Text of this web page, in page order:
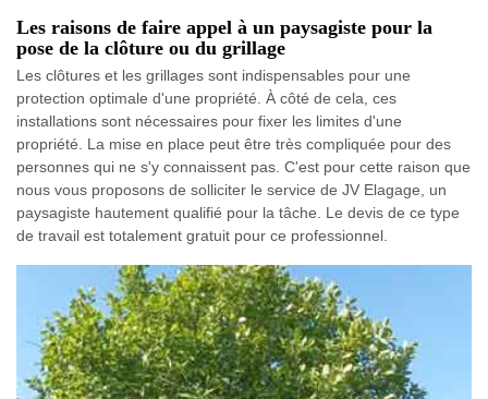
Les raisons de faire appel à un paysagiste pour la
pose de la clôture ou du grillage
Les clôtures et les grillages sont indispensables pour une
protection optimale d'une propriété. À côté de cela, ces
installations sont nécessaires pour fixer les limites d'une
propriété. La mise en place peut être très compliquée pour des
personnes qui ne s'y connaissent pas. C'est pour cette raison que
nous vous proposons de solliciter le service de JV Elagage, un
paysagiste hautement qualifié pour la tâche. Le devis de ce type
de travail est totalement gratuit pour ce professionnel.